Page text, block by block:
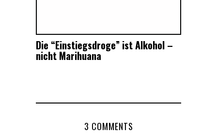
Die “Einstiegsdroge” ist Alkohol –
nicht Marihuana
3 COMMENTS